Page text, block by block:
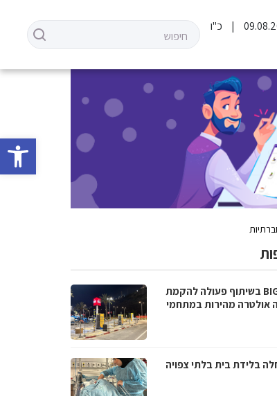
פתח
כ"ו
קבוצת פז ו-BIG בשיתוף פעולה להקמת
אולטרה מהירות במתחמי
בלידת בית בלתי צפויה